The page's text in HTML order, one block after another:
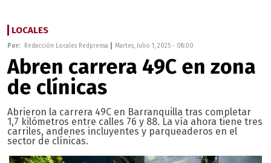
LOCALES
Por: Redacción Locales Redprensa Martes, Julio 1, 2025 - 08:00
Abren carrera 49C en zona
de clínicas
Abrieron la carrera 49C en Barranquilla tras completar
1,7 kilómetros entre calles 76 y 88. La vía ahora tiene tres
carriles, andenes incluyentes y parqueaderos en el
sector de clínicas.